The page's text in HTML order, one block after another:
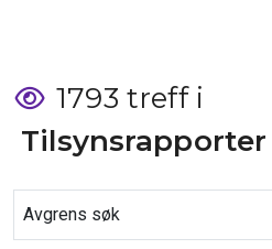
1793 treff i
Avgrens søk